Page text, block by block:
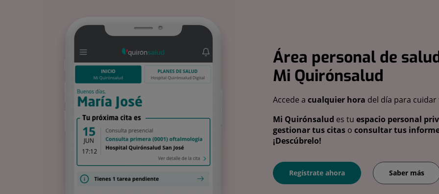
Área personal de
Mi Quirónsalud
Accede a cualquier hora del día para cuidar
Mi Quirónsalud es tu espacio personal
gestionar tus citas o consultar tus
¡Descúbrelo!
Regístrate ahora Saber más